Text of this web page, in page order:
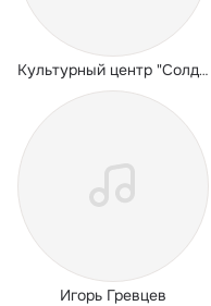
Культурный центр "Солдаты России"
Игорь Гревцев